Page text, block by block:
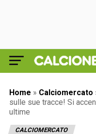
Home » Calciomercato
sulle sue tracce! Si
ultime
CALCIOMERCATO